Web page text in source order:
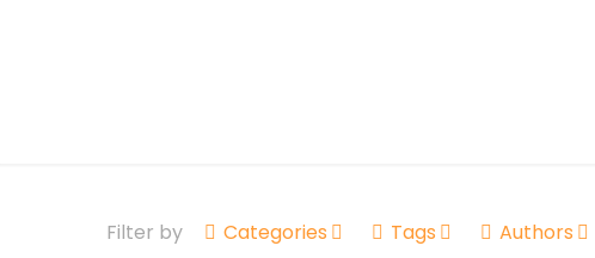
Filter by Categories Tags Authors